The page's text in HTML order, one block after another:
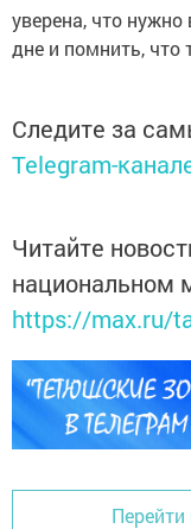
уверена, что
дне и помнить, что
Следите за
Telegram-
Читайте
национальном
https://max.ru/
Перейти